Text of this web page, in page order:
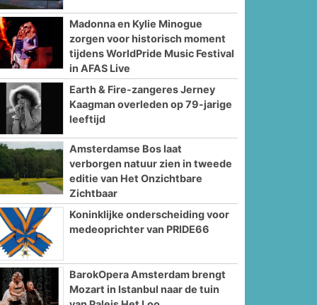
Madonna en Kylie Minogue
zorgen voor historisch moment
tijdens WorldPride Music Festival
in AFAS Live
Earth & Fire-zangeres Jerney
Kaagman overleden op 79-jarige
leeftijd
Amsterdamse Bos laat
verborgen natuur zien in tweede
editie van Het Onzichtbare
Zichtbaar
Koninklijke onderscheiding voor
medeoprichter van PRIDE66
BarokOpera Amsterdam brengt
Mozart in Istanbul naar de tuin